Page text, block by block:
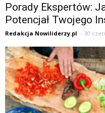
Porady Ekspertów:
Potencjał Twojego
Redakcja Nowiliderzy.pl - 30